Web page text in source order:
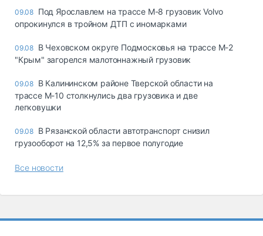
09.08 Под Ярославлем на трассе М-8 грузовик Volvo
опрокинулся в тройном ДТП с иномарками
09.08 В Чеховском округе Подмосковья на трассе М-2
"Крым" загорелся малотоннажный грузовик
09.08 В Калининском районе Тверской области на
трассе М-10 столкнулись два грузовика и две
легковушки
09.08 В Рязанской области автотранспорт снизил
грузооборот на 12,5% за первое полугодие
Все новости